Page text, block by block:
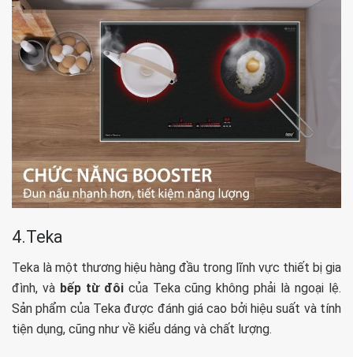
4.Teka
Teka là một thương hiệu hàng đầu trong lĩnh vực thiết bị gia
đình, và bếp từ đôicủa Teka cũng không phải là ngoại lệ.
Sản phẩm của Teka được đánh giá cao bởi hiệu suất và tính
tiện dụng, cũng như về kiểu dáng và chất lượng.